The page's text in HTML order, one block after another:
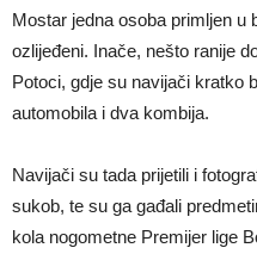
Mostar jedna osoba primljen u
ozlijeđeni. Inače, nešto ranije
Potoci, gdje su navijači kratko
automobila i dva kombija.
Navijači su tada prijetili i
sukob, te su ga gađali
kola nogometne Premijer lige